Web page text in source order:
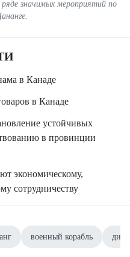
значимых мероприятий по
в Канаде
в Канаде
устойчивых
в провинции
экономическому,
сотрудничеству
военный корабль